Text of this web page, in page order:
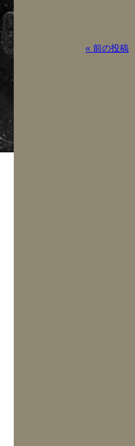
« 前の投稿